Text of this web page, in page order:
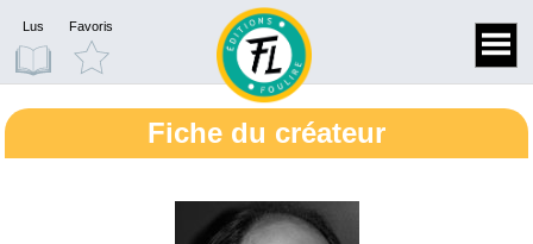
Lus Favoris
Fiche du créateur